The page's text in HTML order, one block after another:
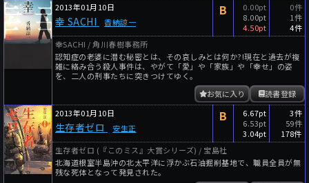
2013年01月10日
幸 SACHI 香納諒一
B
0.00pt
8.00pt
4.50pt
0件
1件
4件
幸SACHI / 角川春樹事務所
認知症の老婆に潜む秘密とは、その哀しみとは何か?!現在と過去が複
雑に絡み合う殺人事件は、やがて「愛」や「家族」や「幸せ」の姿
を、二人の刑事たちに突きつけてゆく。
読書登録
お気に入り
2013年01月10日
生存者ゼロ 安生正
B
6.67pt
6.53pt
3.04pt
3件
59件
178件
生存者ゼロ (『このミス』大賞シリーズ) / 宝島社
北海道根室半島沖の北太平洋に浮かぶ石油掘削基地で、職員全員が無
残な死体となって発見された。